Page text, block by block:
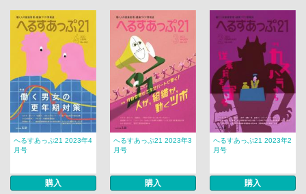
へるすあっぷ21 2023年4
月号
購入
へるすあっぷ21 2023年3
月号
購入
へるすあっぷ21 2023年2
月号
購入